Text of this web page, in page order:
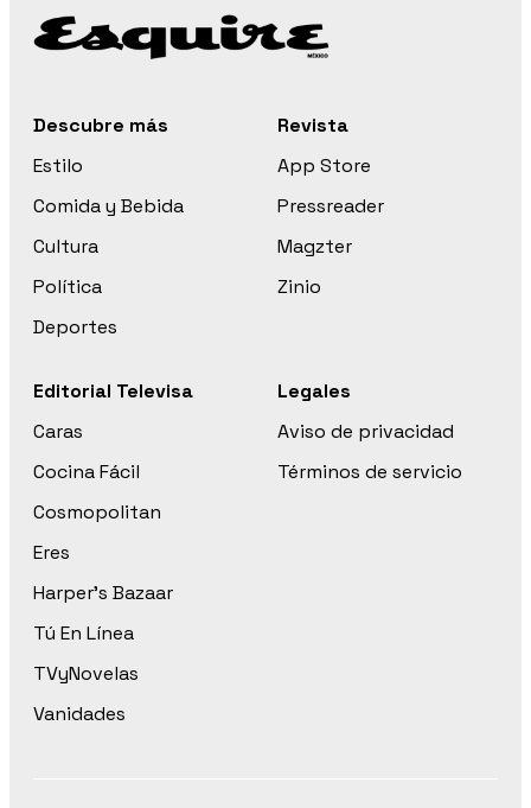
Descubre más
Estilo
Comida y Bebida
Cultura
Política
Deportes
Revista
App Store
Pressreader
Magzter
Zinio
Editorial Televisa
Caras
Cocina Fácil
Cosmopolitan
Eres
Harper’s Bazaar
Tú En Línea
TVyNovelas
Vanidades
Legales
Aviso de privacidad
Términos de servicio